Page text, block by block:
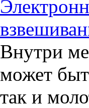
Внутри
может
так и